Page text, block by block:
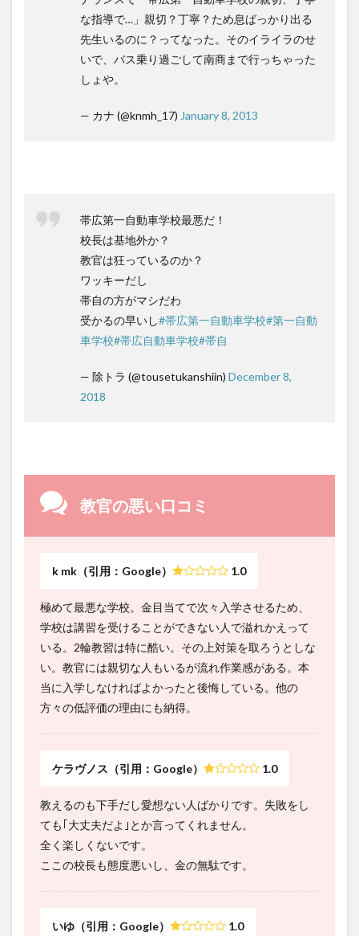
な指導で…」親切？丁寧？ため息ばっかり出る
先生いるのに？ってなった。そのイライラのせ
いで、バス乗り過ごして南商まで行っちゃった
しょや。
— カナ (@knmh_17) January 8, 2013
帯広第一自動車学校最悪だ！
校長は基地外か？
教官は狂っているのか？
ワッキーだし
帯自の方がマシだわ
受かるの早いし#帯広第一自動車学校#第一自動
車学校#帯広自動車学校#帯自
— 除トラ (@tousetukanshiin) December 8,
2018
教官の悪い口コミ
k mk（引用：Google） 1.0
極めて最悪な学校。金目当てで次々入学させるため、
学校は講習を受けることができない人で溢れかえって
いる。2輪教習は特に酷い。その上対策を取ろうとしな
い。教官には親切な人もいるが流れ作業感がある。本
当に入学しなければよかったと後悔している。他の
方々の低評価の理由にも納得。
ケラヴノス（引用：Google） 1.0
教えるのも下手だし愛想ない人ばかりです。失敗をし
ても｢大丈夫だよ｣とか言ってくれません。
全く楽しくないです。
ここの校長も態度悪いし、金の無駄です。
いゆ（引用：Google） 1.0